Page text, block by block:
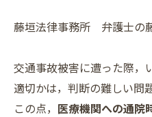
藤垣法律事務所 弁護士の藤
交通事故被害に遭った際，
適切かは，判断の難しい問
この点， 医療機関への通院